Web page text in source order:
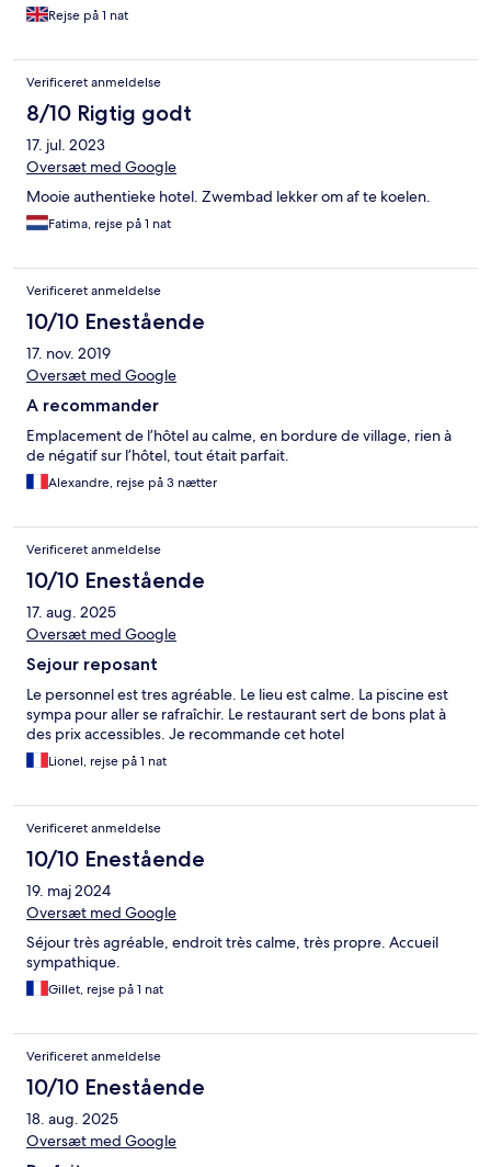
Rejse på 1 nat
Verificeret anmeldelse
8/10 Rigtig godt
17. jul. 2023
Oversæt med Google
Mooie authentieke hotel. Zwembad lekker om af te koelen.
Fatima, rejse på 1 nat
Verificeret anmeldelse
10/10 Enestående
17. nov. 2019
Oversæt med Google
A recommander
Emplacement de l’hôtel au calme, en bordure de village, rien à
de négatif sur l’hôtel, tout était parfait.
Alexandre, rejse på 3 nætter
Verificeret anmeldelse
10/10 Enestående
17. aug. 2025
Oversæt med Google
Sejour reposant
Le personnel est tres agréable. Le lieu est calme. La piscine est
sympa pour aller se rafraîchir. Le restaurant sert de bons plat à
des prix accessibles. Je recommande cet hotel
Lionel, rejse på 1 nat
Verificeret anmeldelse
10/10 Enestående
19. maj 2024
Oversæt med Google
Séjour très agréable, endroit très calme, très propre. Accueil
sympathique.
Gillet, rejse på 1 nat
Verificeret anmeldelse
10/10 Enestående
18. aug. 2025
Oversæt med Google